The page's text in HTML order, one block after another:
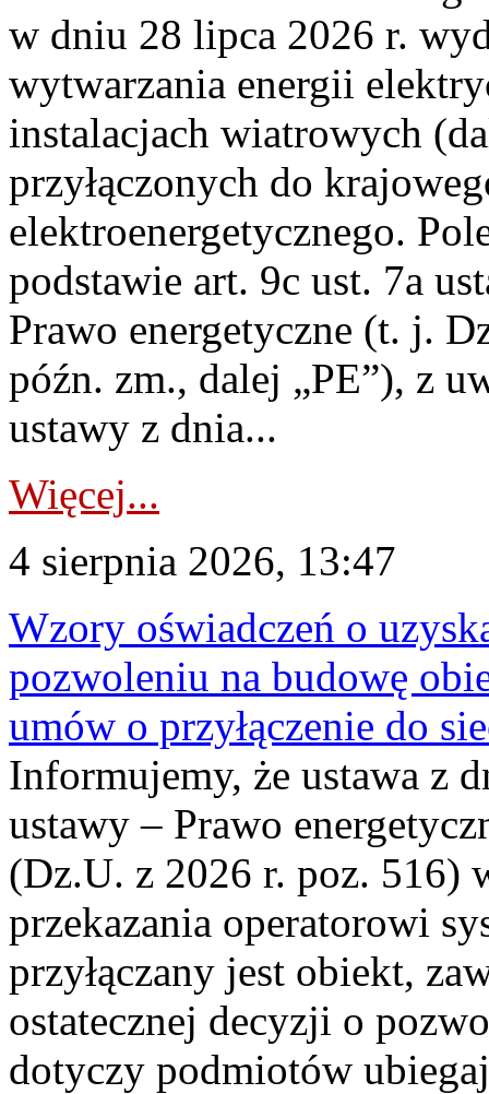
w dniu 28 lipca 2026 r.
wytwarzania energii
instalacjach wiatrowych
przyłączonych do
elektroenergetycznego.
podstawie art. 9c ust. 7a
Prawo energetyczne (t. j.
późn. zm., dalej „PE”), z
ustawy z dnia...
Więcej...
4 sierpnia 2026, 13:47
Wzory oświadczeń o
pozwoleniu na budowę
umów o przyłączenie do
Informujemy, że ustawa z
ustawy – Prawo
(Dz.U. z 2026 r. poz. 516)
przekazania operatorowi
przyłączany jest obiekt,
ostatecznej decyzji o
dotyczy podmiotów